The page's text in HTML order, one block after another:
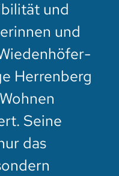
und
und
Herrenberg
Seine
das